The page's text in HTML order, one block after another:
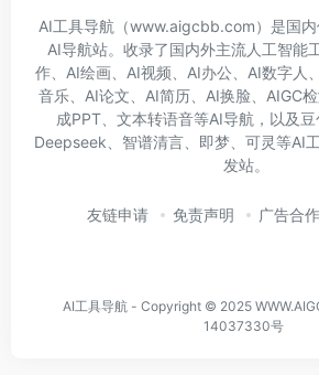
AI工具导航（www.aigcbb.com）是国
AI导航站。收录了国内外主流人工智能
作、AI绘画、AI视频、AI办公、AI数字人
音乐、AI论文、AI简历、AI换脸、AIGC
成PPT、文本转语音等AI导航，以及豆
Deepseek、智谱清言、即梦、可灵等AI
发站。
友链申请 免责声明 广告合作
AI工具导航 - Copyright © 2025
14037330号